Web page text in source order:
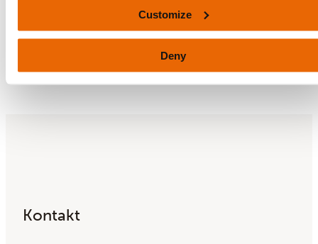
Customize
Deny
Læg de tynde skiver rugbrød på en rist og pensl
dem med ramsløgsolie
Drysses eventuelt med lidt groft havsalt
Kontakt